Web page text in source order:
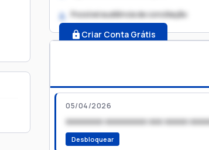
2. Possível audiência de conciliação
Criar Conta Grátis
05/04/2026
xxxxxxxx xxxxxxxxx xxx xxxxx
Desbloquear